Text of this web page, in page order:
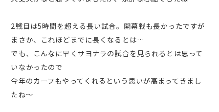
2戦目は5時間を超える長い試合。開幕戦も長かったですが
まさか、これほどまでに長くなるとは…
でも、こんなに早くサヨナラの試合を見られるとは思って
いなかったので
今年のカープもやってくれるという思いが高まってきまし
たね～